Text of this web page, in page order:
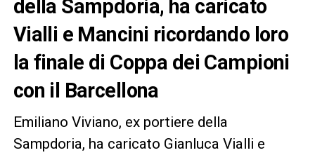
della Sampdoria, ha caricato
Vialli e Mancini ricordando loro
la finale di Coppa dei Campioni
con il Barcellona
Emiliano Viviano, ex portiere della
Sampdoria, ha caricato Gianluca Vialli e